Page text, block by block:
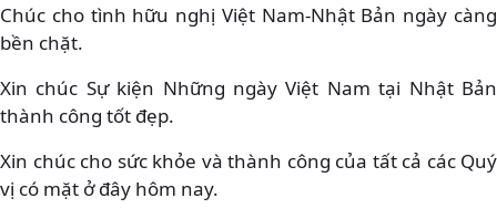
Chúc cho tình hữu nghị Việt Nam-Nhật Bản ngày càng
bền chặt.
Xin chúc Sự kiện Những ngày Việt Nam tại Nhật Bản
thành công tốt đẹp.
Xin chúc cho sức khỏe và thành công của tất cả các Quý
vị có mặt ở đây hôm nay.